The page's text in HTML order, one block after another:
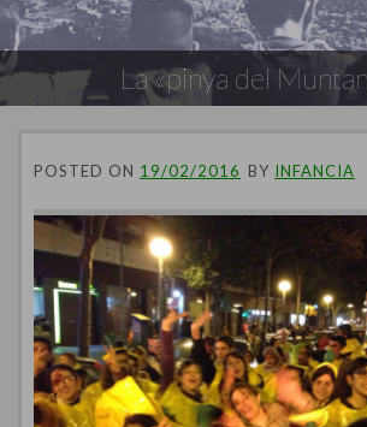
La «pinya del
POSTED ON 19/02/2016 BY INFANCIA